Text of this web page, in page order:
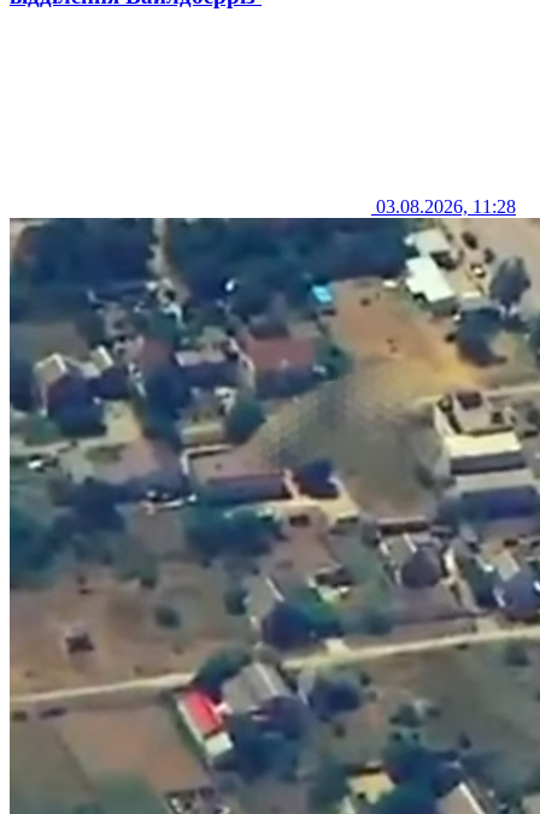
03.08.2026, 11:28